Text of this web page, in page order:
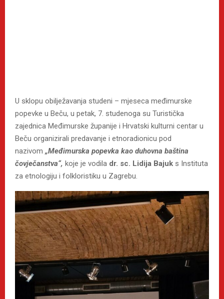
U sklopu obilježavanja studeni – mjeseca međimurske
popevke u Beču, u petak, 7. studenoga su Turistička
zajednica Međimurske županije i Hrvatski kulturni centar u
Beču organizirali predavanje i etnoradionicu pod
nazivom „Međimurska popevka kao duhovna baština
čovječanstva“, koje je vodila dr. sc. Lidija Bajuk s Instituta
za etnologiju i folkloristiku u Zagrebu.